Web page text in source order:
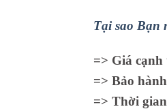
Tại sao Bạn
=> Giá
=> Bảo
=> Thời